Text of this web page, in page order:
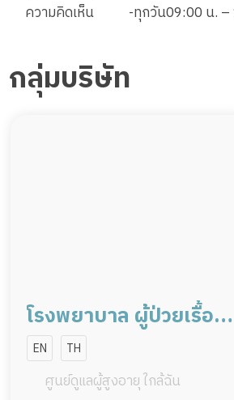
ความคิดเห็น
-ทุกวัน09:00 น.
กลุ่มบริษัท
โรงพยาบาล ผู้ป่วยเรื้อรัง
ศุขเวช เนอสซิ่งโฮม
EN TH
ศูนย์ดูแลผู้สูงอายุ ใกล้ฉัน